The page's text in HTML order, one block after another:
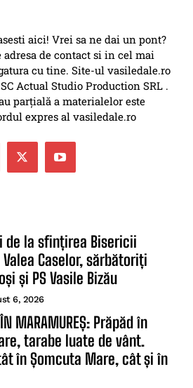
aici! Vrei sa ne dai un pont?
adresa de contact si in cel mai
cu tine. Site-ul vasiledale.ro
Actual Studio Production SRL .
parțială a materialelor este
expres al vasiledale.ro
de la sfințirea Bisericii
Caselor, sărbătoriți
și PS Vasile Bizău
6, 2026
ÎN MARAMUREȘ: Prăpăd în
tarabe luate de vânt.
în Șomcuta Mare, cât și în